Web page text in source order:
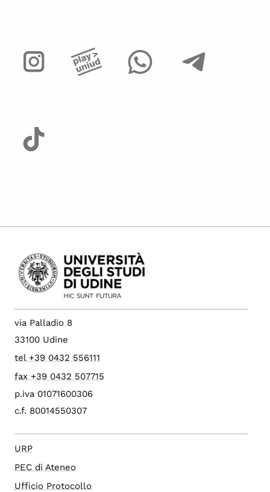
via Palladio 8
33100 Udine
tel +39 0432 556111
fax +39 0432 507715
p.iva 01071600306
c.f. 80014550307
URP
PEC di Ateneo
Ufficio Protocollo